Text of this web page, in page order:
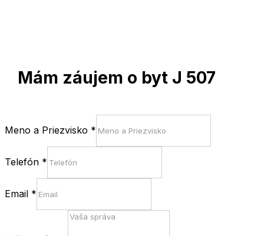
Mám záujem o byt J 507
Meno a Priezvisko *
Telefón *
Email *